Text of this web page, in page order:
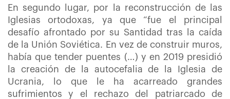
En segundo lugar, por la reconstrucción de las
Iglesias ortodoxas, ya que “fue el principal
desafío afrontado por su Santidad tras la caída
de la Unión Soviética. En vez de construir muros,
había que tender puentes (…) y en 2019 presidió
la creación de la autocefalia de la Iglesia de
Ucrania, lo que le ha acarreado grandes
sufrimientos y el rechazo del patriarcado de